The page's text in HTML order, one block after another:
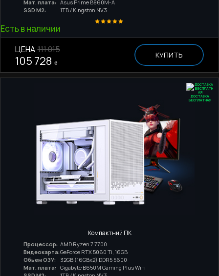
Мат. плата:
Asus Prime B860M-A
SSD M2:
1TB / Kingston NV3
Есть в наличии
ЦЕНА 111 015
105 728 ₴
КУПИТЬ
ДОСТАВКА
БЕСПЛАТНАЯ
Компактний ПК
Процессор: AMD Ryzen 7 7700
Видеокарта:GeForce RTX 5060 Ti, 16GB
Обьем ОЗУ:
32GB (16GBx2) DDR5 5600
Мат. плата:
Gigabyte B650M Gaming Plus WiFi